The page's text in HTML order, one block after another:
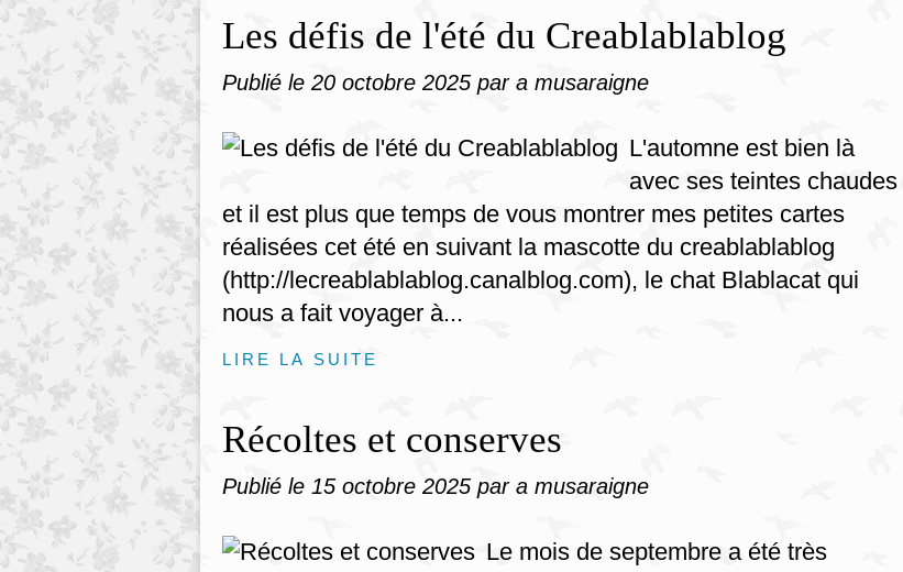
Les défis de l'été du Creablablablog
Publié le 20 octobre 2025 par a musaraigne
L'automne est bien là
avec ses teintes chaudes
et il est plus que temps de vous montrer mes petites cartes
réalisées cet été en suivant la mascotte du creablablablog
(http://lecreablablablog.canalblog.com), le chat Blablacat qui
nous a fait voyager à...
LIRE LA SUITE
Récoltes et conserves
Publié le 15 octobre 2025 par a musaraigne
Le mois de septembre a été très